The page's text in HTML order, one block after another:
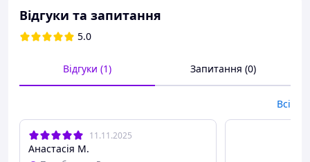
Avon Legendary Lengths Mascara
туш для вій
гарантує насичений колір
швидке та просте застосування
Туш Legendary Lengths від бренду Avon – це продукт як
Відгуки та запитання
5.0
Відгуки (1) Запитання (0)
Всі
11.11.2025
Анастасія М.